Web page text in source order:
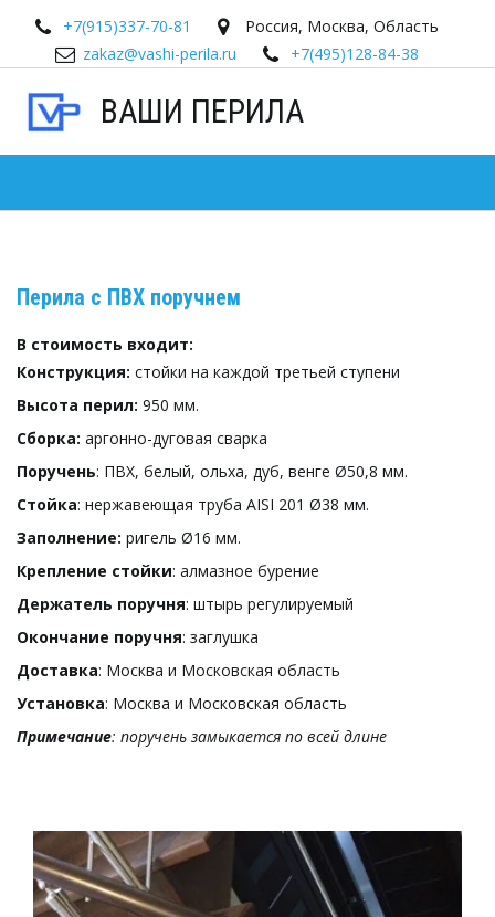
+7(915)337-70-81 Россия, Москва, Область
zakaz@vashi-perila.ru
+7(495)128-84-38
ВАШИ ПЕРИЛА
Перила с ПВХ поручнем
В стоимость входит:
Конструкция: стойки на каждой третьей ступени
Высота перил: 950 мм.
Сборка: аргонно-дуговая сварка
Поручень: ПВХ, белый, ольха, дуб, венге Ø50,8 мм.
Стойка: нержавеющая труба AISI 201 Ø38 мм.
Заполнение: ригель Ø16 мм.
Крепление стойки: алмазное бурение
Держатель поручня: штырь регулируемый
Окончание поручня: заглушка
Доставка: Москва и Московская область
Установка: Москва и Московская область
Примечание: поручень замыкается по всей длине